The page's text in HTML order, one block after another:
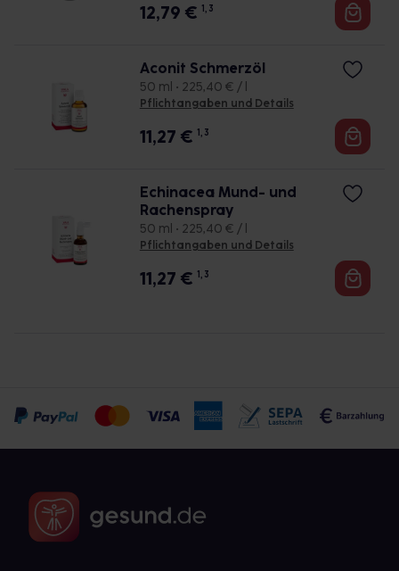
12,79 € 1, 3
Aconit Schmerzöl
50 ml • 225,40 € / l
Pflichtangaben und Details
11,27 € 1, 3
Echinacea Mund- und
Rachenspray
50 ml • 225,40 € / l
Pflichtangaben und Details
11,27 € 1, 3